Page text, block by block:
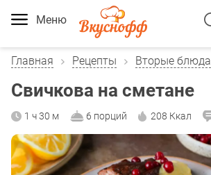
Меню
Главная Рецепты Вторые блюда
Свичкова на сметане
1 ч 30 м 6 порций 208 Ккал